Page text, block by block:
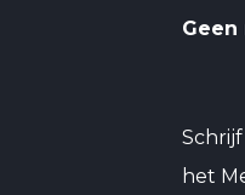
Geen
het